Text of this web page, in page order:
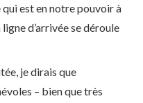
est en notre pouvoir à
d’arrivée se déroule
je dirais que
– bien que très